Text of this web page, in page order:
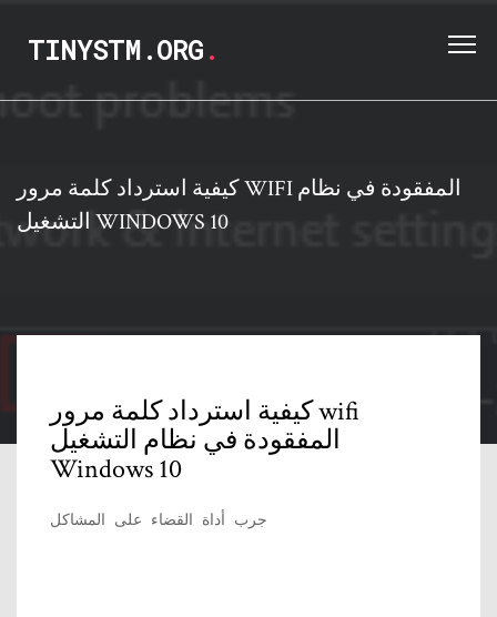
TINYSTM.ORG.
كيفية استرداد كلمة مرور WIFI المفقودة في نظام
التشغيل WINDOWS 10
كيفية استرداد كلمة مرور wifi
المفقودة في نظام التشغيل
Windows 10
جرب أداة القضاء على المشاكل